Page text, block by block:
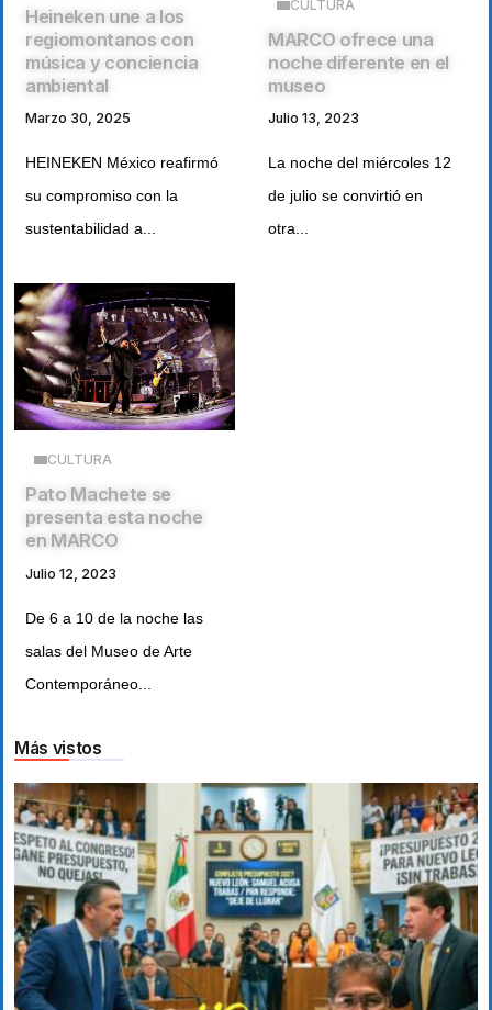
Heineken une a los
regiomontanos con
música y conciencia
ambiental
Marzo 30, 2025
HEINEKEN México reafirmó
su compromiso con la
sustentabilidad a...
CULTURA
MARCO ofrece una
noche diferente en el
museo
Julio 13, 2023
La noche del miércoles 12
de julio se convirtió en
otra...
CULTURA
Pato Machete se
presenta esta noche
en MARCO
Julio 12, 2023
De 6 a 10 de la noche las
salas del Museo de Arte
Contemporáneo...
Más vistos